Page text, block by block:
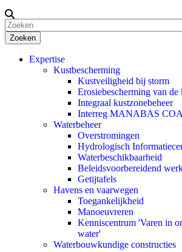
Zoeken
Expertise
Kustbescherming
Kustveiligheid bij storm
Erosiebescherming van de
Integraal kustzonebeheer
Interreg MANABAS
Waterbeheer
Overstromingen
Hydrologisch
Waterbeschikbaarheid
Beleidsvoorbereidend
Getijtafels
Havens en vaarwegen
Toegankelijkheid
Manoeuvreren
Kenniscentrum 'Varen in
water'
Waterbouwkundige constructies